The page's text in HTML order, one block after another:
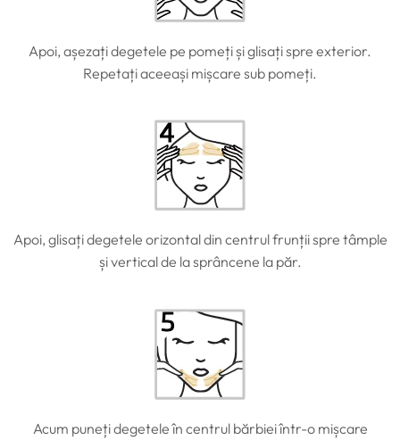
Apoi, așezați degetele pe pomeți și glisați spre exterior.
Repetați aceeași mișcare sub pomeți.
Apoi, glisați degetele orizontal din centrul frunții spre tâmple
și vertical de la sprâncene la păr.
Acum puneți degetele în centrul bărbiei într-o mișcare